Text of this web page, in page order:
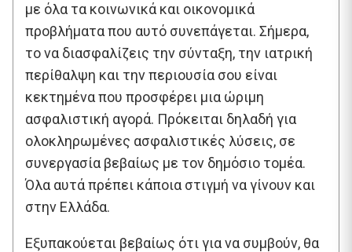
με όλα τα κοινωνικά και οικονομικά
προβλήματα που αυτό συνεπάγεται. Σήμερα,
το να διασφαλίζεις την σύνταξη, την ιατρική
περίθαλψη και την περιουσία σου είναι
κεκτημένα που προσφέρει μια ώριμη
ασφαλιστική αγορά. Πρόκειται δηλαδή για
ολοκληρωμένες ασφαλιστικές λύσεις, σε
συνεργασία βεβαίως με τον δημόσιο τομέα.
Όλα αυτά πρέπει κάποια στιγμή να γίνουν και
στην Ελλάδα.
Εξυπακούεται βεβαίως ότι για να συμβούν, θα